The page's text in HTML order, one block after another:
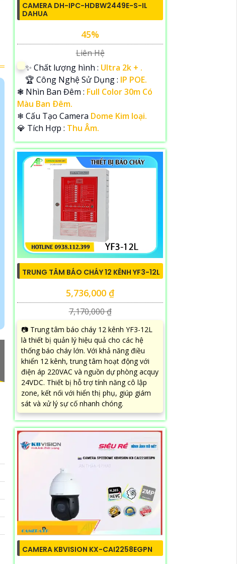
CAMERA DH-IPC-HDBW2449E-S-IL
DAHUA
45%
Liên Hệ
✨ Chất lượng hình : Ultra 2k + .
🏆 Công Nghệ Sử Dụng : IP POE.
❃ Nhìn Ban Đêm : Full Color 30m Có
Màu Ban Ðêm.
❄ Cấu Tạo Camera Dome Kim loại.
️💎 Tích Hợp : Thu Âm.
TRUNG TÂM BÁO CHÁY 12 KÊNH YF3-12L
5,736,000 ₫
7,170,000 ₫
📷 Trung tâm báo cháy 12 kênh YF3-12L
là thiết bị quản lý hiệu quả cho các hệ
thống báo cháy lớn. Với khả năng điều
khiển 12 kênh, trung tâm hoạt động với
điện áp 220VAC và nguồn dự phòng acquy
24VDC. Thiết bị hỗ trợ tính năng cô lập
zone, kết nối với hiển thị phụ, giúp giám
sát và xử lý sự cố nhanh chóng.
CAMERA KBVISION KX-CAI2258EGPN